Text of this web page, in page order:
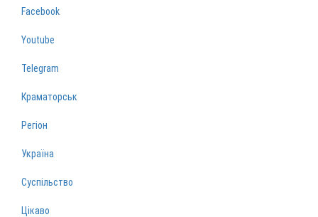
Facebook
Youtube
Telegram
Краматорськ
Регіон
Україна
Суспільство
Цікаво